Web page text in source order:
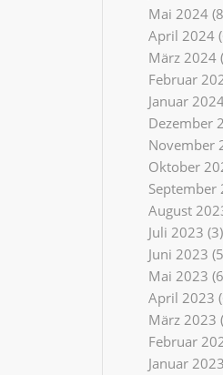
Mai 2024
April 2024
März 2024
Februar
Januar
Dezember
November
Oktober
September
August
Juli 2023 (3)
Juni 2023
Mai 2023
April 2023
März 2023
Februar
Januar 2023